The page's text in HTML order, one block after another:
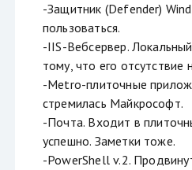
-Защитник (Defender)
пользоваться.
-IIS-Вебсервер.
тому, что его отсутствие
-Metro-плиточные
стремилась Майкрософт.
-Почта. Входит в
успешно. Заметки тоже.
-PowerShell v.2.